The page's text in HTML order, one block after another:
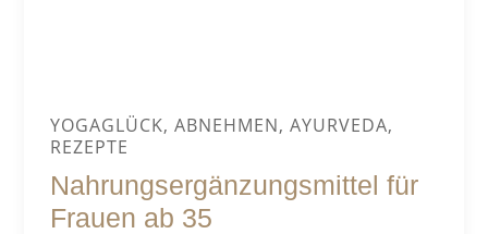
YOGAGLÜCK, ABNEHMEN, AYURVEDA,
REZEPTE
Nahrungsergänzungsmittel für
Frauen ab 35